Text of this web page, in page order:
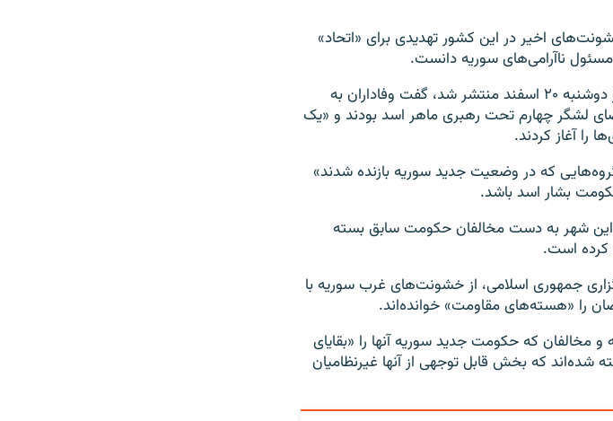
اخیر در این کشور تهدیدی برای «اتحاد»
ناآرامی‌های سوریه دانست.
احمد الشرع در گفت‌وگو با خبرگزاری رویترز که روز دوشنبه ۲۰ اسفند منتشر شد، گفت وفاداران به
لشگر چهارم تحت رهبری ماهر اسد بودند و «یک
آغاز کردند.
که در وضعیت جدید سوریه بازنده شدند»
بشار اسد باشد.
شهر به دست مخالفان حکومت سابق بسته
کرده است.
جمهوری اسلامی، از خشونت‌های غرب سوریه با
را «هسته‌های مقاومت» خوانده‌اند.
و مخالفان که حکومت جدید سوریه آنها را «بقایای
شده‌اند که بخش قابل توجهی از آنها غیرنظامیان